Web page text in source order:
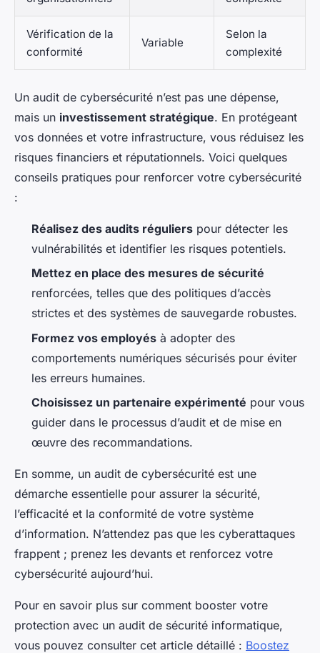
Vérification de la
conformité
Variable
Selon la
complexité
Un audit de cybersécurité n’est pas une dépense,
mais un investissement stratégique. En protégeant
vos données et votre infrastructure, vous réduisez les
risques financiers et réputationnels. Voici quelques
conseils pratiques pour renforcer votre cybersécurité
:
Réalisez des audits réguliers pour détecter les
vulnérabilités et identifier les risques potentiels.
Mettez en place des mesures de sécurité
renforcées, telles que des politiques d’accès
strictes et des systèmes de sauvegarde robustes.
Formez vos employés à adopter des
comportements numériques sécurisés pour éviter
les erreurs humaines.
Choisissez un partenaire expérimenté pour vous
guider dans le processus d’audit et de mise en
œuvre des recommandations.
En somme, un audit de cybersécurité est une
démarche essentielle pour assurer la sécurité,
l’efficacité et la conformité de votre système
d’information. N’attendez pas que les cyberattaques
frappent ; prenez les devants et renforcez votre
cybersécurité aujourd’hui.
Pour en savoir plus sur comment booster votre
protection avec un audit de sécurité informatique,
vous pouvez consulter cet article détaillé : Boostez